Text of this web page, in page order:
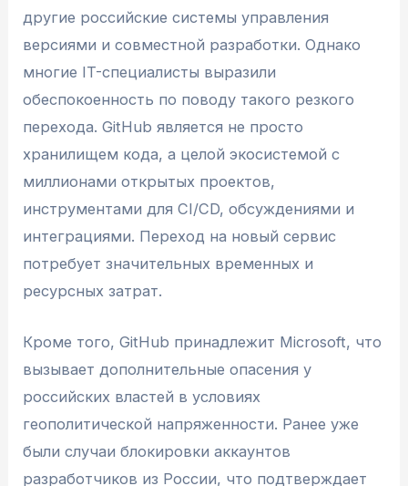
другие российские системы управления
версиями и совместной разработки. Однако
многие IT-специалисты выразили
обеспокоенность по поводу такого резкого
перехода. GitHub является не просто
хранилищем кода, а целой экосистемой с
миллионами открытых проектов,
инструментами для CI/CD, обсуждениями и
интеграциями. Переход на новый сервис
потребует значительных временных и
ресурсных затрат.
Кроме того, GitHub принадлежит Microsoft, что
вызывает дополнительные опасения у
российских властей в условиях
геополитической напряженности. Ранее уже
были случаи блокировки аккаунтов
разработчиков из России, что подтверждает